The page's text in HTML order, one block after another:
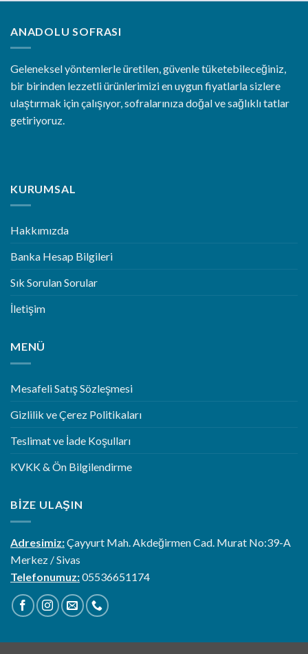
ANADOLU SOFRASI
Geleneksel yöntemlerle üretilen, güvenle tüketebileceğiniz,
bir birinden lezzetli ürünlerimizi en uygun fiyatlarla sizlere
ulaştırmak için çalışıyor, sofralarınıza doğal ve sağlıklı tatlar
getiriyoruz.
KURUMSAL
Hakkımızda
Banka Hesap Bilgileri
Sık Sorulan Sorular
İletişim
MENÜ
Mesafeli Satış Sözleşmesi
Gizlilik ve Çerez Politikaları
Teslimat ve İade Koşulları
KVKK & Ön Bilgilendirme
BIZE ULAŞIN
Adresimiz:Çayyurt Mah. Akdeğirmen Cad. Murat No:39-A
Merkez / Sivas
Telefonumuz:05536651174